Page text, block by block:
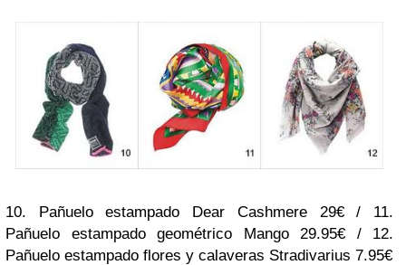
10. Pañuelo estampado Dear Cashmere 29€ / 11.
Pañuelo estampado geométrico Mango 29.95€ / 12.
Pañuelo estampado flores y calaveras Stradivarius 7.95€